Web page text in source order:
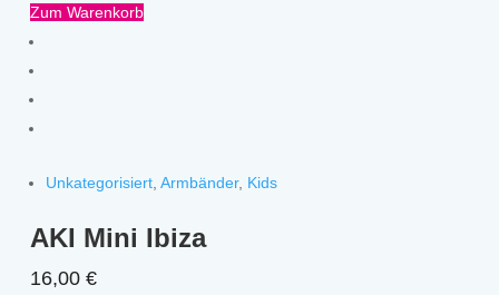
Zum Warenkorb
Unkategorisiert ,Armbänder, Kids
AKI Mini Ibiza
16,00€